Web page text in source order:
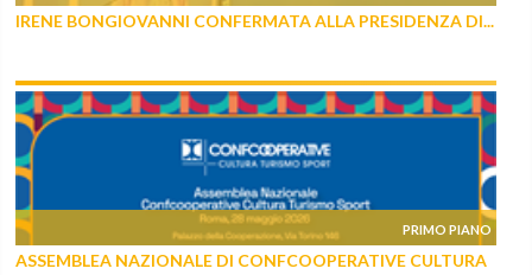
IRENE BONGIOVANNI CONFERMATA ALLA PRESIDENZA DI...
PRIMO PIANO
ASSEMBLEA NAZIONALE DI CONFCOOPERATIVE CULTURA